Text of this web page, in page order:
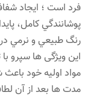
فرد است ؛ ايجاد
پوشانندگي كامل،
رنگ طبيعي و نرمي
مواد اولیه خود
مدت ها بعد از آن